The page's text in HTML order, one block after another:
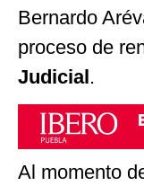
Bernardo
proceso de
Judicial.
Al momento